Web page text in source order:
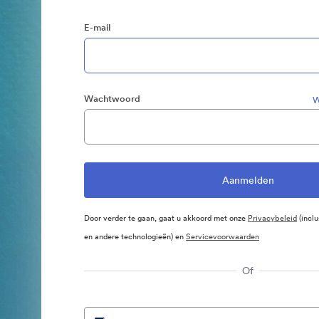
E-mail
Wachtwoord
Door verder te gaan, gaat u akkoord met onze Privacybeleid
en andere technologieën) enServicevoorwaarden
Of